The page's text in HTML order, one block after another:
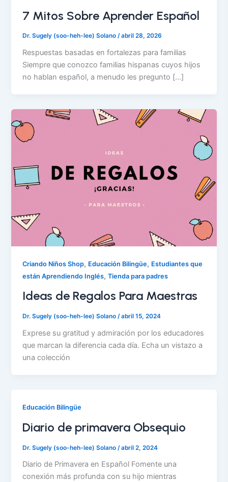
7 Mitos Sobre Aprender Español
Dr. Sugely (soo-heh-lee) Solano/abril 28, 2026
Respuestas basadas en fortalezas para familias
Siempre que conozco familias hispanas cuyos hijos
no hablan español, a menudo les pregunto […]
Criando Niños Shop, Educación Bilingüe, Estudiantes que
están Aprendiendo Inglés,Tienda para padres
Ideas de Regalos Para Maestras
Dr. Sugely (soo-heh-lee) Solano/abril 15, 2024
Exprese su gratitud y admiración por los educadores
que marcan la diferencia cada día. Echa un vistazo a
una colección
Educación Bilingüe
Diario de primavera Obsequio
Dr. Sugely (soo-heh-lee) Solano /abril 2, 2024
Diario de Primavera en Español Fomente una
conexión más profunda con su hijo mientras